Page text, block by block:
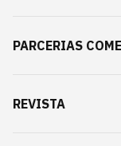
PARCERIAS
REVISTA